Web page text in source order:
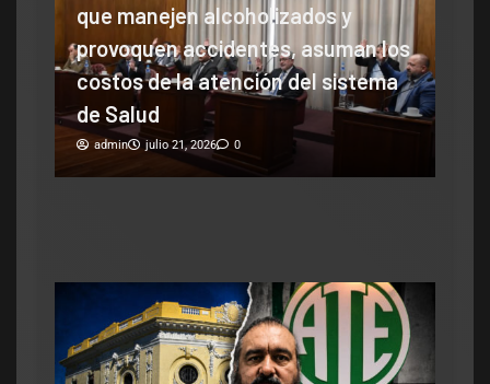
que manejen alcoholizados y
provoquen accidentes, asuman los
costos de la atención del sistema
de Salud
admin julio 21, 2026 0